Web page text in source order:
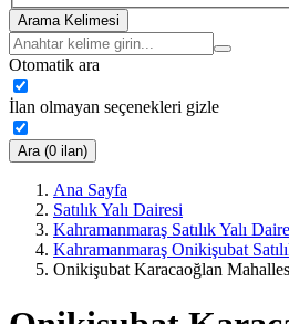
Arama Kelimesi
Otomatik ara
İlan olmayan seçenekleri gizle
Ara (0 ilan)
Ana Sayfa
Satılık Yalı Dairesi
Kahramanmaraş Satılık Yalı
Kahramanmaraş Onikişubat
Onikişubat Karacaoğlan